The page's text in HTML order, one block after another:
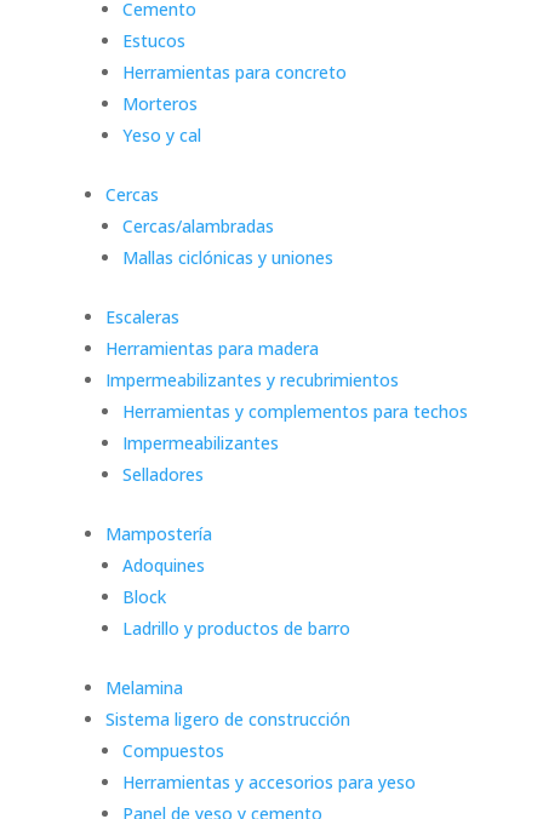
Cemento
Estucos
Herramientas para concreto
Morteros
Yeso y cal
Cercas
Cercas/alambradas
Mallas ciclónicas y uniones
Escaleras
Herramientas para madera
Impermeabilizantes y recubrimientos
Herramientas y complementos para techos
Impermeabilizantes
Selladores
Mampostería
Adoquines
Block
Ladrillo y productos de barro
Melamina
Sistema ligero de construcción
Compuestos
Herramientas y accesorios para yeso
Panel de yeso y cemento